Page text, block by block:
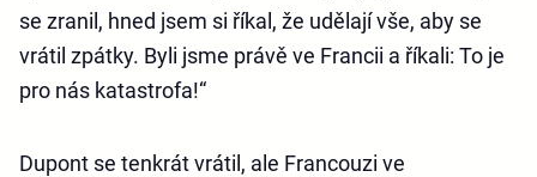
se zranil, hned jsem si říkal, že udělají vše, aby se
vrátil zpátky. Byli jsme právě ve Francii a říkali: To je
pro nás katastrofa!“
Dupont se tenkrát vrátil, ale Francouzi ve